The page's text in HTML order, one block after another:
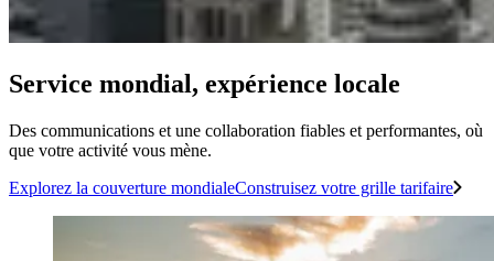
Service mondial, expérience locale
Des communications et une collaboration fiables et performantes, où
que votre activité vous mène.
Explorez la couverture mondialeConstruisez votre grille tarifaire